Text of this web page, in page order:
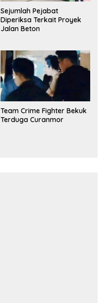
Sejumlah Pejabat
Diperiksa Terkait Proyek
Jalan Beton
Team Crime Fighter Bekuk
Terduga Curanmor